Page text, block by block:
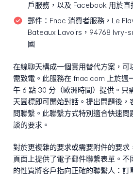
戶服務，以及 Facebook 用於直
郵件： Fnac 消費者服務，Le
Bateaux Lavoirs，94768 Ivry-
國
在線聊天構成一個實用替代方案，可
需致電。此服務在 fnac.com 上於週
午 6 點 30 分（歐洲時間）提供。只
天圖標即可開始對話。提出問題後，
問聯繫。此聯繫方式特別適合快速問
談的要求。
對於更複雜的要求或需要附件的要
頁面上提供了電子郵件聯繫表單。不
的性質將客戶指向正確的聯繫人：訂